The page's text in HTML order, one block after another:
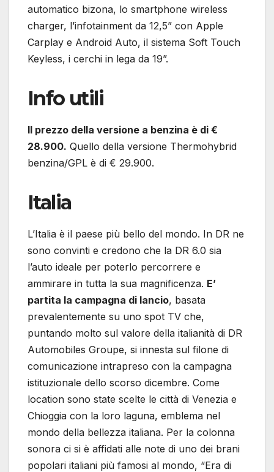
automatico bizona, lo smartphone wireless
charger, l’infotainment da 12,5” con Apple
Carplay e Android Auto, il sistema Soft Touch
Keyless, i cerchi in lega da 19”.
Info utili
Il prezzo della versione a benzina è di €
28.900. Quello della versione Thermohybrid
benzina/GPL è di € 29.900.
Italia
L’Italia è il paese più bello del mondo. In DR ne
sono convinti e credono che la DR 6.0 sia
l’auto ideale per poterlo percorrere e
ammirare in tutta la sua magnificenza. E’
partita la campagna di lancio, basata
prevalentemente su uno spot TV che,
puntando molto sul valore della italianità di DR
Automobiles Groupe, si innesta sul filone di
comunicazione intrapreso con la campagna
istituzionale dello scorso dicembre. Come
location sono state scelte le città di Venezia e
Chioggia con la loro laguna, emblema nel
mondo della bellezza italiana. Per la colonna
sonora ci si è affidati alle note di uno dei brani
popolari italiani più famosi al mondo, “Era di